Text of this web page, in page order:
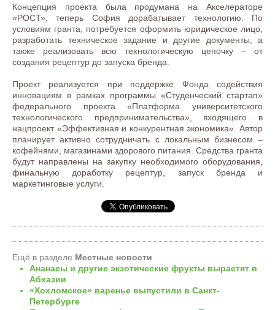
Концепция проекта была продумана на Акселераторе
«РОСТ», теперь София дорабатывает технологию. По
условиям гранта, потребуется оформить юридическое лицо,
разработать техническое задание и другие документы, а
также реализовать всю технологическую цепочку – от
создания рецептур до запуска бренда.
Проект реализуется при поддержке Фонда содействия
инновациям в рамках программы «Студенческий стартап»
федерального проекта «Платформа университетского
технологического предпринимательства», входящего в
нацпроект «Эффективная и конкурентная экономика». Автор
планирует активно сотрудничать с локальным бизнесом –
кофейнями, магазинами здорового питания. Средства гранта
будут направлены на закупку необходимого оборудования,
финальную доработку рецептур, запуск бренда и
маркетинговые услуги.
Ещё в разделе Местные новости
Ананасы и другие экзотические фрукты вырастят в
Абхазии
«Хохломское» варенье выпустили в Санкт-
Петербурге